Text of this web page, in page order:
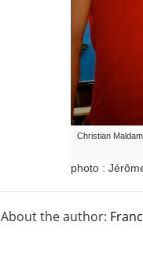
Christian
photo :
About the author: